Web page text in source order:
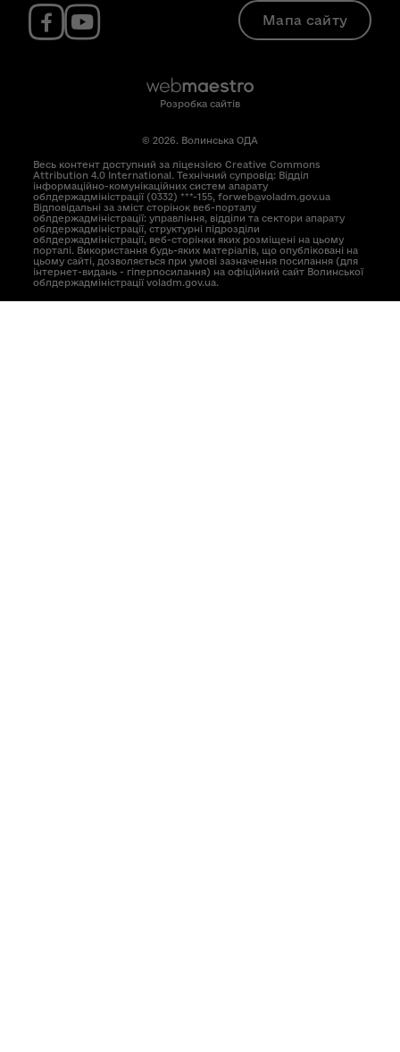
Мапа сайту
Розробка сайтів
© 2026. Волинська ОДА
Весь контент доступний за ліцензією Creative Commons
Attribution 4.0 International. Технічний супровід: Відділ
інформаційно-комунікаційних систем апарату
облдержадміністрації (0332) ***-155, forweb@voladm.gov.ua
Відповідальні за зміст сторінок веб-порталу
облдержадміністрації: управління, відділи та сектори апарату
облдержадміністрації, структурні підрозділи
облдержадміністрації, веб-сторінки яких розміщені на цьому
порталі. Використання будь-яких матеріалів, що опубліковані на
цьому сайті, дозволяється при умові зазначення посилання (для
інтернет-видань - гіперпосилання) на офіційний сайт Волинської
облдержадміністрації voladm.gov.ua.